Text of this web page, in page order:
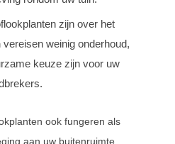
zijn over het
weinig onderhoud,
keuze zijn voor uw
ook fungeren als
aan uw buitenruimte,